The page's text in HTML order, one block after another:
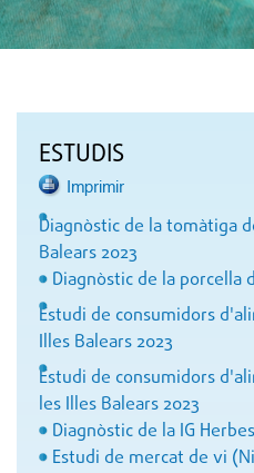
ESTUDIS
Imprimir
Diagnòstic de la tomàtiga
Balears 2023
Diagnòstic de la porcella
Estudi de consumidors
Illes Balears 2023
Estudi de consumidors
les Illes Balears 2023
Diagnòstic de la IG
Estudi de mercat de vi